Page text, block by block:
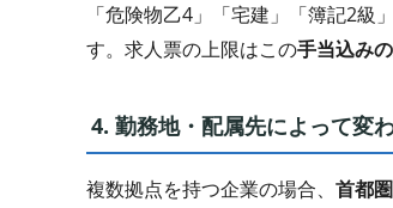
「危険物乙4」「宅建」「簿記2
す。求人票の上限はこの手当込み
4. 勤務地・配属先によって変
複数拠点を持つ企業の場合、 首都